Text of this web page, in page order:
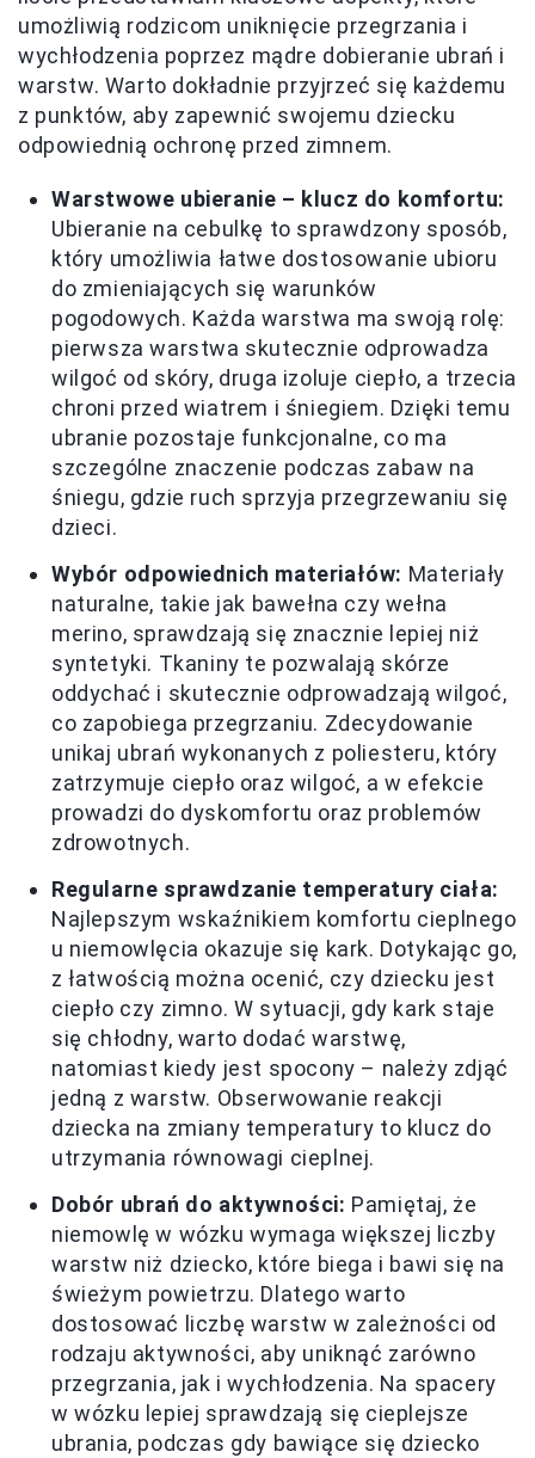
umożliwią rodzicom uniknięcie przegrzania i
wychłodzenia poprzez mądre dobieranie ubrań i
warstw. Warto dokładnie przyjrzeć się każdemu
z punktów, aby zapewnić swojemu dziecku
odpowiednią ochronę przed zimnem.
Warstwowe ubieranie – klucz do komfortu:
Ubieranie na cebulkę to sprawdzony sposób,
który umożliwia łatwe dostosowanie ubioru
do zmieniających się warunków
pogodowych. Każda warstwa ma swoją rolę:
pierwsza warstwa skutecznie odprowadza
wilgoć od skóry, druga izoluje ciepło, a trzecia
chroni przed wiatrem i śniegiem. Dzięki temu
ubranie pozostaje funkcjonalne, co ma
szczególne znaczenie podczas zabaw na
śniegu, gdzie ruch sprzyja przegrzewaniu się
dzieci.
Wybór odpowiednich materiałów: Materiały
naturalne, takie jak bawełna czy wełna
merino, sprawdzają się znacznie lepiej niż
syntetyki. Tkaniny te pozwalają skórze
oddychać i skutecznie odprowadzają wilgoć,
co zapobiega przegrzaniu. Zdecydowanie
unikaj ubrań wykonanych z poliesteru, który
zatrzymuje ciepło oraz wilgoć, a w efekcie
prowadzi do dyskomfortu oraz problemów
zdrowotnych.
Regularne sprawdzanie temperatury ciała:
Najlepszym wskaźnikiem komfortu cieplnego
u niemowlęcia okazuje się kark. Dotykając go,
z łatwością można ocenić, czy dziecku jest
ciepło czy zimno. W sytuacji, gdy kark staje
się chłodny, warto dodać warstwę,
natomiast kiedy jest spocony – należy zdjąć
jedną z warstw. Obserwowanie reakcji
dziecka na zmiany temperatury to klucz do
utrzymania równowagi cieplnej.
Dobór ubrań do aktywności: Pamiętaj, że
niemowlę w wózku wymaga większej liczby
warstw niż dziecko, które biega i bawi się na
świeżym powietrzu. Dlatego warto
dostosować liczbę warstw w zależności od
rodzaju aktywności, aby uniknąć zarówno
przegrzania, jak i wychłodzenia. Na spacery
w wózku lepiej sprawdzają się cieplejsze
ubrania, podczas gdy bawiące się dziecko